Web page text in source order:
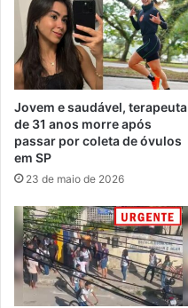
Jovem e saudável, terapeuta
de 31 anos morre após
passar por coleta de óvulos
em SP
23 de maio de 2026